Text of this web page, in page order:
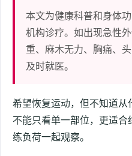
本文为健康科普和身体
机构诊疗。如出现急性
重、麻木无力、胸痛、
及时就医。
希望恢复运动，但不知道
不能只看单一部位，更适合
练负荷一起观察。